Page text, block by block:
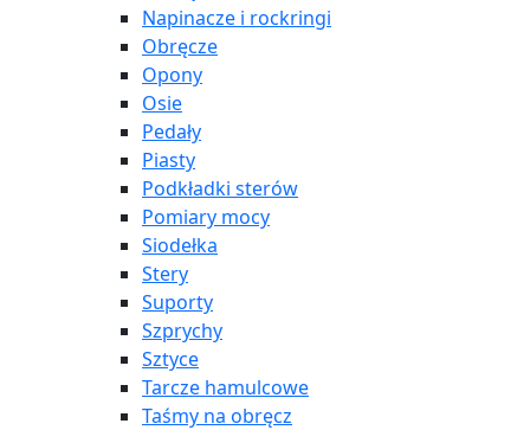
Napinacze i rockringi
Obręcze
Opony
Osie
Pedały
Piasty
Podkładki sterów
Pomiary mocy
Siodełka
Stery
Suporty
Szprychy
Sztyce
Tarcze hamulcowe
Taśmy na obręcz